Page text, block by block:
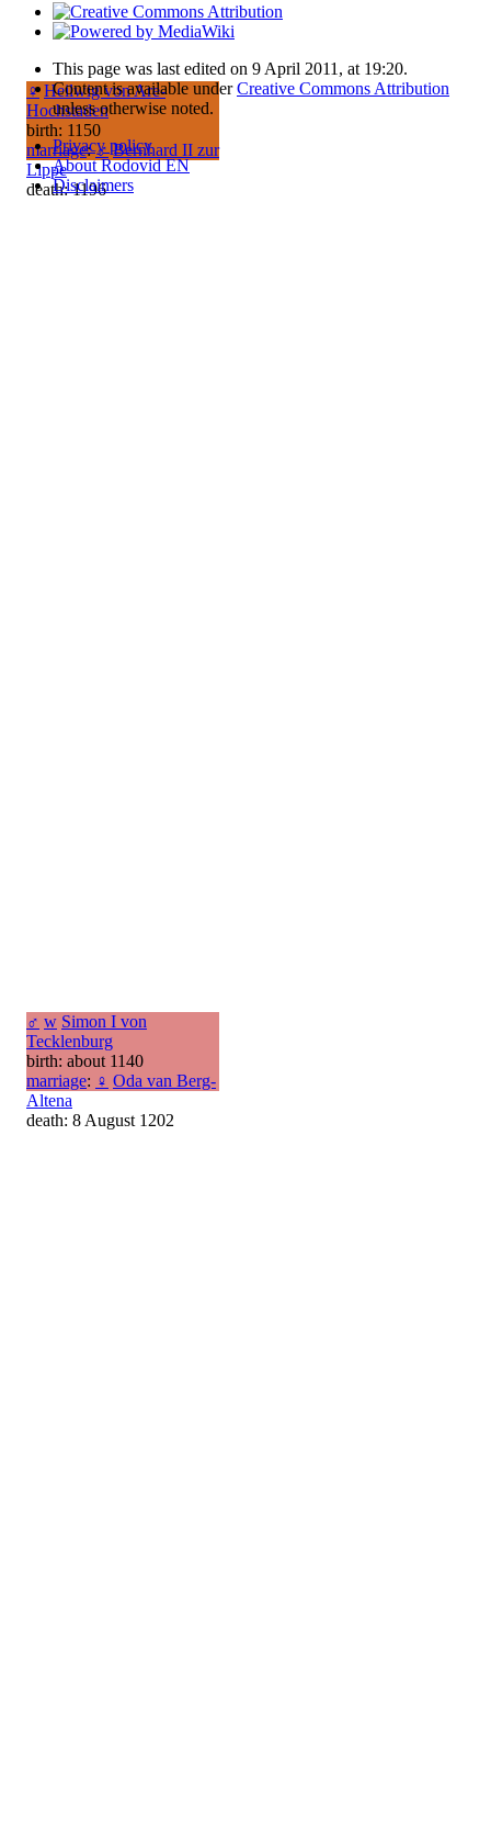
♀ Heilwig von Are-
Hochstaden
birth: 1150
marriage:♂ Bernhard II zur
Lippe
death: 1196
♂ w Simon I von
Tecklenburg
birth: about 1140
marriage: ♀ Oda van Berg-
Altena
death: 8 August 1202
This page was last edited on 9 April 2011, at 19:20.
Content is available underCreative Commons Attribution
unless otherwise noted.
Privacy policy
About Rodovid EN
Disclaimers